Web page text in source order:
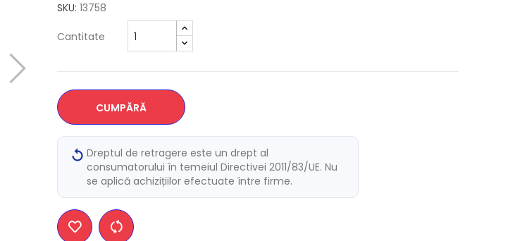
SKU: 13758
Cantitate
CUMPĂRĂ
Dreptul de retragere este un drept al
consumatorului în temeiul Directivei 2011/83/UE. Nu
se aplică achizițiilor efectuate între firme.